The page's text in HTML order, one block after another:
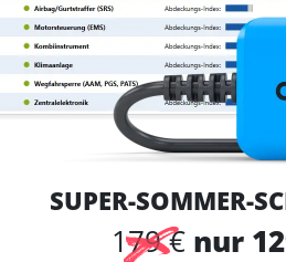
SUPER-SOMMER-
179 € nur